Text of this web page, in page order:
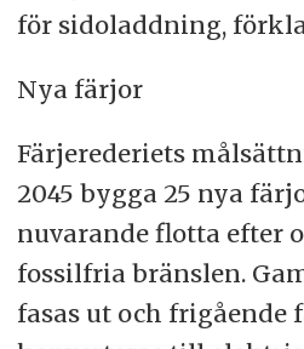
för sidoladdning,
Nya färjor
Färjerederiets
2045 bygga 25 nya
nuvarande flotta efter
fossilfria bränslen.
fasas ut och frigående